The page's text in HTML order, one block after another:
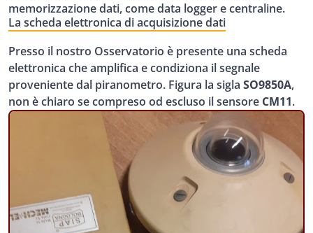
memorizzazione dati, come data logger e centraline.
La scheda elettronica di acquisizione dati
Presso il nostro Osservatorio è presente una scheda
elettronica che amplifica e condiziona il segnale
proveniente dal piranometro. Figura la sigla SO9850A,
non è chiaro se compreso od escluso il sensore CM11.